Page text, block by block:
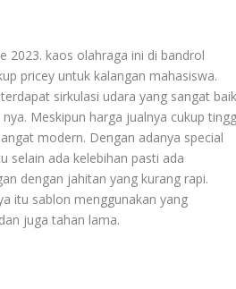
2023. kaos olahraga ini di bandrol
pricey untuk kalangan mahasiswa.
sirkulasi udara yang sangat
Meskipun harga jualnya cukup
modern. Dengan adanya special
selain ada kelebihan pasti ada
dengan jahitan yang kurang rapi.
itu sablon menggunakan yang
juga tahan lama.